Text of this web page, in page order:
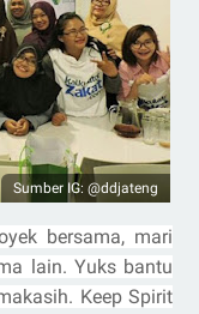
Sumber IG: @ddjateng
bersama, mari
lain. Yuks bantu
Keep Spirit